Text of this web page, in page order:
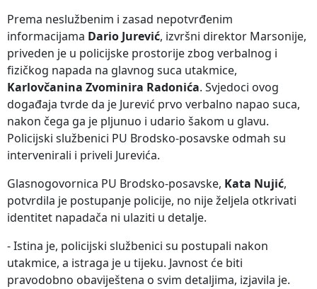
Prema neslužbenim i zasad nepotvrđenim
informacijama Dario Jurević, izvršni direktor Marsonije,
priveden je u policijske prostorije zbog verbalnog i
fizičkog napada na glavnog suca utakmice,
Karlovčanina Zvominira Radonića. Svjedoci ovog
događaja tvrde da je Jurević prvo verbalno napao suca,
nakon čega ga je pljunuo i udario šakom u glavu.
Policijski službenici PU Brodsko-posavske odmah su
intervenirali i priveli Jurevića.
Glasnogovornica PU Brodsko-posavske, Kata Nujić,
potvrdila je postupanje policije, no nije željela otkrivati
identitet napadača ni ulaziti u detalje.
- Istina je, policijski službenici su postupali nakon
utakmice, a istraga je u tijeku. Javnost će biti
pravodobno obaviještena o svim detaljima, izjavila je.